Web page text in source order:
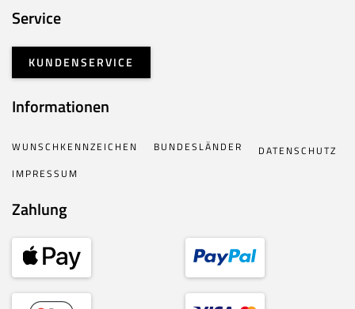
Service
KUNDENSERVICE
Informationen
WUNSCHKENNZEICHEN BUNDESLÄNDER
DATENSCHUTZ
IMPRESSUM
Zahlung